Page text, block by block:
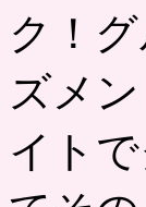
ク！
ズメ
イト